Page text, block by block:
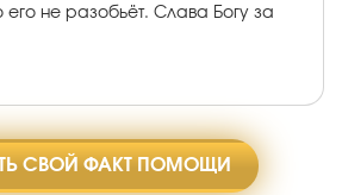
не разобьёт. Слава Богу за
СВОЙ ФАКТ ПОМОЩИ